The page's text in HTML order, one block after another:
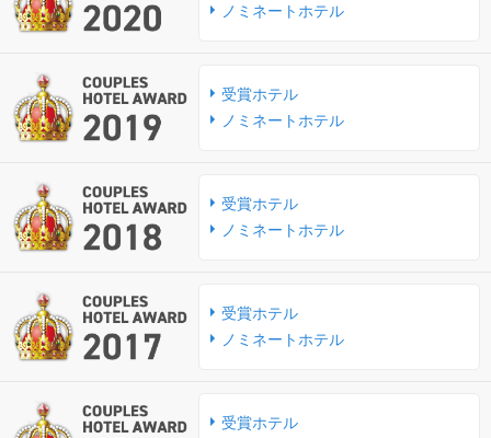
ノミネートホテル
受賞ホテル
ノミネートホテル
受賞ホテル
ノミネートホテル
受賞ホテル
ノミネートホテル
受賞ホテル